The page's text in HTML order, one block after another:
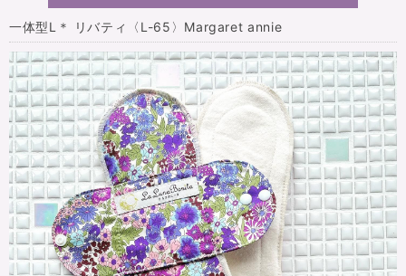
一体型L＊ リバティ〈L-65〉Margaret annie